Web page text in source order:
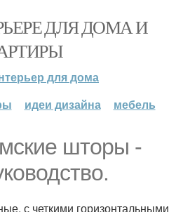
ДЛЯ ДОМА И
для дома
идеи дизайна мебель
шторы -
с четкими горизонтальными